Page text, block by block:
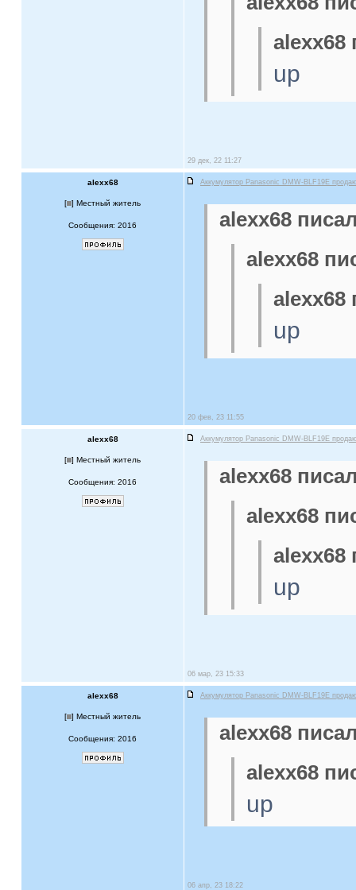
alexx68
up
29 дек, 22 11:27
alexx68 Аккумулятор Panasonic DMW-BLF19E
[ ] Местный житель
Сообщения: 2016
alexx68
alexx68
alexx68
up
20 фев, 23 11:55
alexx68 Аккумулятор Panasonic DMW-BLF19E
[ ] Местный житель
Сообщения: 2016
alexx68
alexx68
alexx68
up
06 мар, 23 15:33
alexx68 Аккумулятор Panasonic DMW-BLF19E
[ ] Местный житель
Сообщения: 2016
alexx68
alexx68
up
06 апр, 23 18:22